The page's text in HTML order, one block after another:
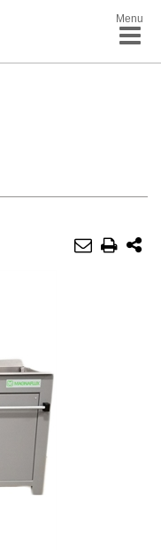
Menu